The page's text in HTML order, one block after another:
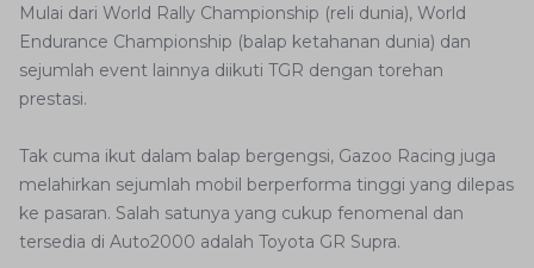
Mulai dari World Rally Championship (reli dunia), World
Endurance Championship (balap ketahanan dunia) dan
sejumlah event lainnya diikuti TGR dengan torehan
prestasi.
Tak cuma ikut dalam balap bergengsi, Gazoo Racing juga
melahirkan sejumlah mobil berperforma tinggi yang dilepas
ke pasaran. Salah satunya yang cukup fenomenal dan
tersedia di Auto2000 adalah Toyota GR Supra.